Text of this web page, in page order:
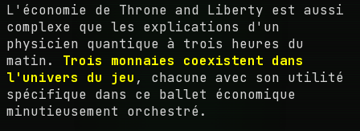
L'économie de Throne and Liberty est aussi
complexe que les explications d'un
physicien quantique à trois heures du
matin. Trois monnaies coexistent dans
l'univers du jeu , chacune avec son utilité
spécifique dans ce ballet économique
minutieusement orchestré.